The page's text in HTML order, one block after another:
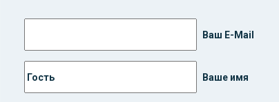
Ваш E-Mail
Ваше имя